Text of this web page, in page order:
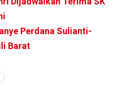
Perdana Sulianti-
Barat